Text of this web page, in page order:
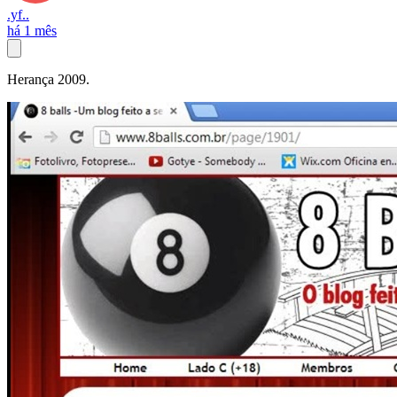
.yf..
há 1 mês
Herança 2009.